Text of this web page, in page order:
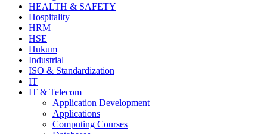
HEALTH & SAFETY
Hospitality
HRM
HSE
Hukum
Industrial
ISO & Standardization
IT
IT & Telecom
Application Development
Applications
Computing Courses